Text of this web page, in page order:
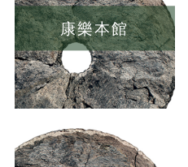
康樂本館